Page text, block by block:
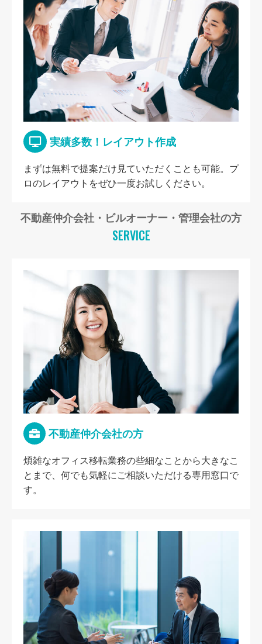
実績多数！レイアウト作成
まずは無料で提案だけ見ていただくことも可能。プ
ロのレイアウトをぜひ一度お試しください。
不動産仲介会社・ビルオーナー・管理会社の方
SERVICE
不動産仲介会社の方
煩雑なオフィス移転業務の些細なことから大きなこ
とまで、何でも気軽にご相談いただける専用窓口で
す。